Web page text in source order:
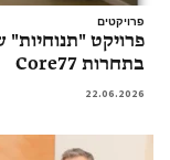
פרויקטים
פרויקט
בתחרות Core77
22.06.2026